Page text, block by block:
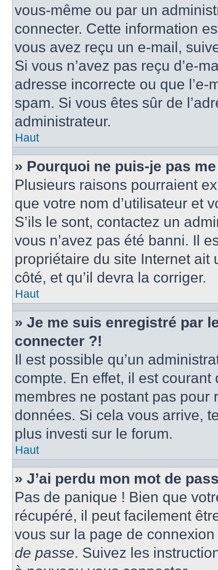
vous-même ou par un
connecter. Cette information
vous avez reçu un e-mail,
Si vous n’avez pas reçu d’e-
adresse incorrecte ou que
spam. Si vous êtes sûr de
administrateur.
Haut
» Pourquoi ne puis-je pas
Plusieurs raisons pourraient
que votre nom d’utilisateur et
S’ils le sont, contactez un
vous n’avez pas été banni. Il
propriétaire du site Internet
côté, et qu’il devra la corriger.
Haut
» Je me suis enregistré par
connecter ?!
Il est possible qu’un
compte. En effet, il est
membres ne postant pas
données. Si cela vous arrive,
plus investi sur le forum.
Haut
» J’ai perdu mon mot de
Pas de panique ! Bien que
récupéré, il peut facilement
vous sur la page de
de passe. Suivez les